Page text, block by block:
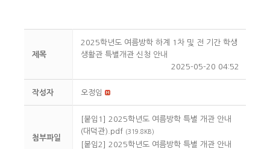
제목
2025학년도 여름방학 하계 1차 및 전 기간 학생
생활관 특별개관 신청 안내
2025-05-20 04:52
작성자 오정임
첨부파일
[붙임1] 2025학년도 여름방학 특별 개관 안내
(대덕관).pdf (319.8KB)
[붙임2] 2025학년도 여름방학 특별 개관 안내